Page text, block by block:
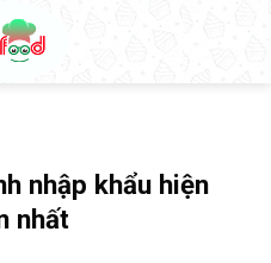
nhập khẩu hiện
nhất